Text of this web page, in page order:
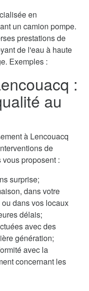
en
un camion pompe.
prestations de
de l'eau à haute
Exemples :
:
au
à Lencouacq
de
proposent :
surprise;
dans votre
dans vos locaux
délais;
avec des
génération;
avec la
concernant les